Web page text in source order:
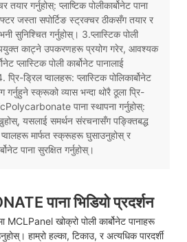
गर्नुहोस्: प्लाष्टिक पोलीकार्बोनेट पाना
जस्ता सपोर्टिङ स्ट्रक्चर ठीकसँग तयार र
सुनिश्चित गर्नुहोस्। 3.प्लास्टिक पोली
काट्ने उपकरणहरू प्रयोग गरेर, आवश्यक
प्लास्टिक पोली कार्बोनेट पानालाई
ड्रिल प्वालहरू: प्लास्टिक पोलिकार्बोनेट
गर्नुहुने स्क्रूको व्यास भन्दा थोरै ठूला प्रि-
पाना स्थापना गर्नुहोस्:
यसलाई समर्थन संरचनासँग पङ्क्तिबद्ध
प्वालहरू मार्फत स्क्रूहरू घुसाउनुहोस् र
पाना सुरक्षित गर्नुहोस्।
पाना भिडियो प्रदर्शन
खोक्रो पोली कार्बोनेट पानाहरू
हाम्रो हल्का, टिकाउ, र अत्यधिक पारदर्शी